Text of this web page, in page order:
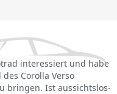
interessiert und habe
Corolla Verso
bringen. Ist aussichtslos-